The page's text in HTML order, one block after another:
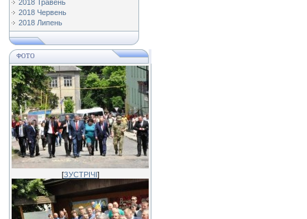
2018 Травень
2018 Червень
2018 Липень
ФОТО
[ЗУСТРІЧІ]